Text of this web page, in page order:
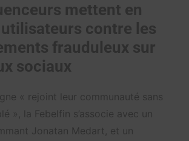
mettent en
contre les
frauduleux sur
sociaux
« rejoint leur communauté sans
», la Febelfin s’associe avec un
Jonatan Medart, et un